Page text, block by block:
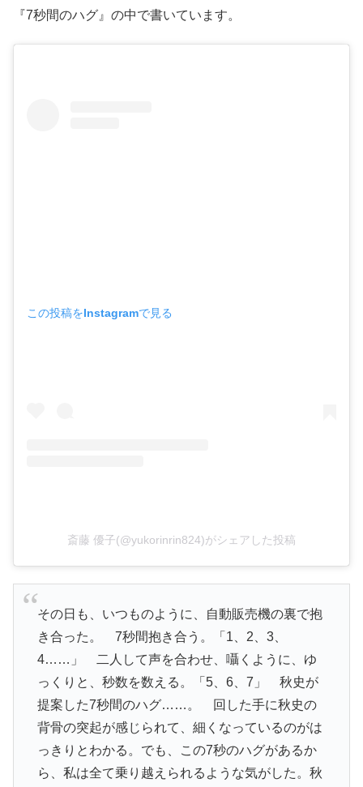
『7秒間のハグ』の中で書いています。
この投稿をInstagramで見る
斎藤 優子(@yukorinrin824)がシェアした投稿
その日も、いつものように、自動販売機の裏で抱
き合った。 7秒間抱き合う。「1、2、3、
4……」 二人して声を合わせ、囁くように、ゆ
っくりと、秒数を数える。「5、6、7」 秋史が
提案した7秒間のハグ……。 回した手に秋史の
背骨の突起が感じられて、細くなっているのがは
っきりとわかる。でも、この7秒のハグがあるか
ら、私は全て乗り越えられるような気がした。秋